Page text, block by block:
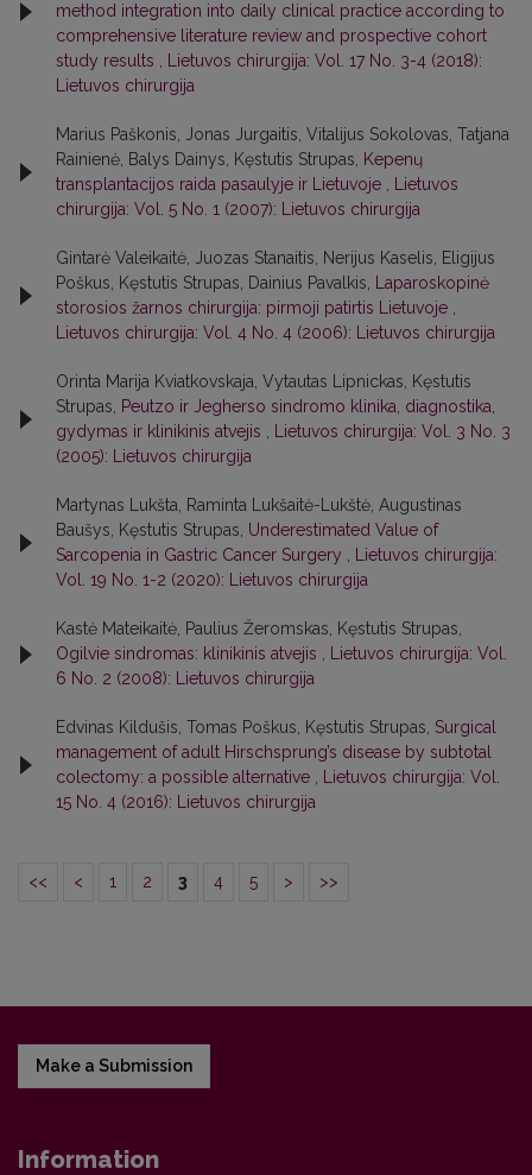
method integration into daily clinical practice according to
comprehensive literature review and prospective cohort
study results
Lietuvos chirurgija: Vol. 17 No. 3-4 (2018):
Lietuvos chirurgija
Marius Paškonis, Jonas Jurgaitis, Vitalijus Sokolovas, Tatjana
Rainienė, Balys Dainys, Kęstutis Strupas,
Kepenų
transplantacijos raida pasaulyje ir Lietuvoje
Lietuvos
chirurgija: Vol. 5 No. 1 (2007): Lietuvos chirurgija
Gintarė Valeikaitė, Juozas Stanaitis, Nerijus Kaselis, Eligijus
Poškus, Kęstutis Strupas, Dainius Pavalkis,
Laparoskopinė
storosios žarnos chirurgija: pirmoji patirtis Lietuvoje
Lietuvos chirurgija: Vol. 4 No. 4 (2006): Lietuvos chirurgija
Orinta Marija Kviatkovskaja, Vytautas Lipnickas, Kęstutis
Strupas,
Peutzo ir Jegherso sindromo klinika, diagnostika,
gydymas ir klinikinis atvejis
Lietuvos chirurgija: Vol. 3 No. 3
(2005): Lietuvos chirurgija
Martynas Lukšta, Raminta Lukšaitė-Lukštė, Augustinas
Baušys, Kęstutis Strupas, Underestimated Value of
Sarcopenia in Gastric Cancer Surgery
Lietuvos chirurgija:
Vol. 19 No. 1-2 (2020): Lietuvos chirurgija
Kastė Mateikaitė, Paulius Žeromskas, Kęstutis Strupas,
Ogilvie sindromas: klinikinis atvejis
Lietuvos chirurgija: Vol.
6 No. 2 (2008): Lietuvos chirurgija
Edvinas Kildušis, Tomas Poškus, Kęstutis Strupas, Surgical
management of adult Hirschsprung’s disease by subtotal
colectomy: a possible alternative
Lietuvos chirurgija: Vol.
15 No. 4 (2016): Lietuvos chirurgija
<< < 1 2 3 4 5 > >>
Make a Submission
Information